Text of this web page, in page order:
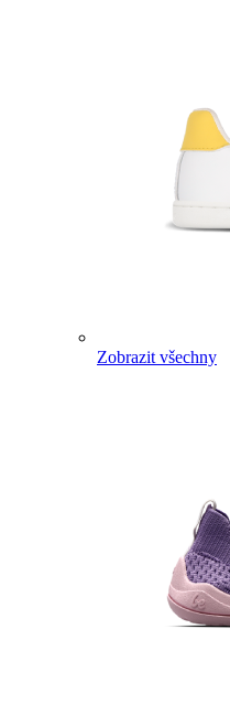
Zobrazit všechny